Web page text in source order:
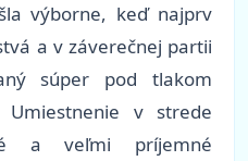
výborne, keď najprv
a v záverečnej partii
súper pod tlakom
v strede
a veľmi príjemné